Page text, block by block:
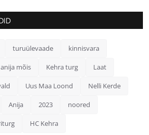
turuülevaade kinnisvara
anija mõis Kehra turg Laat
Uus Maa Loond Nelli Kerde
Anija 2023 noored
HC Kehra